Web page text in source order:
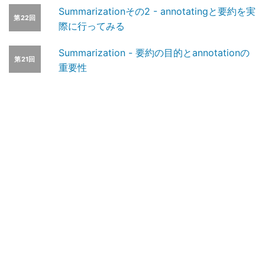
第22回
Summarizationその2 - annotatingと要約を実
際に行ってみる
第21回
Summarization - 要約の目的とannotationの
重要性